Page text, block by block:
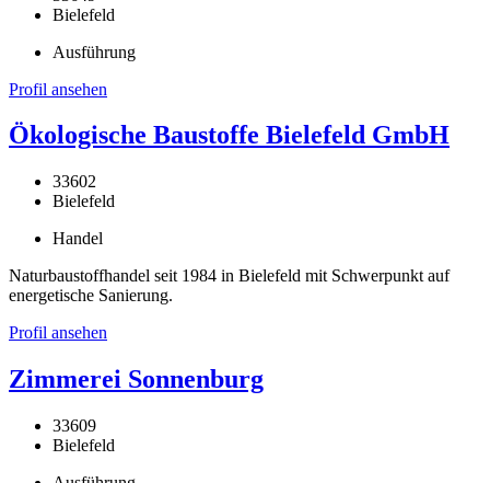
Bielefeld
Ausführung
Profil ansehen
Ökologische Baustoffe Bielefeld GmbH
33602
Bielefeld
Handel
Naturbaustoffhandel seit 1984 in Bielefeld mit Schwerpunkt auf
energetische Sanierung.
Profil ansehen
Zimmerei Sonnenburg
33609
Bielefeld